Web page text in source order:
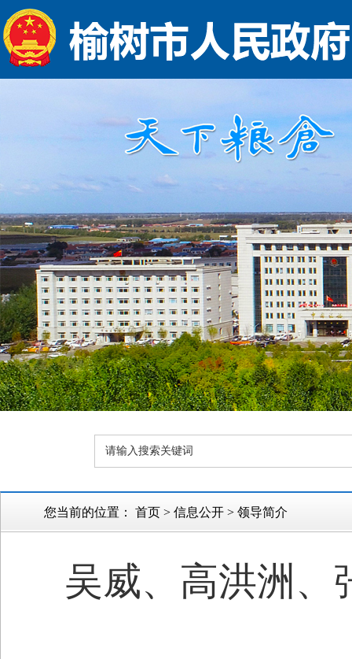
您当前的位置： 首页 > 信息公开 > 领导简介
吴威、高洪洲、